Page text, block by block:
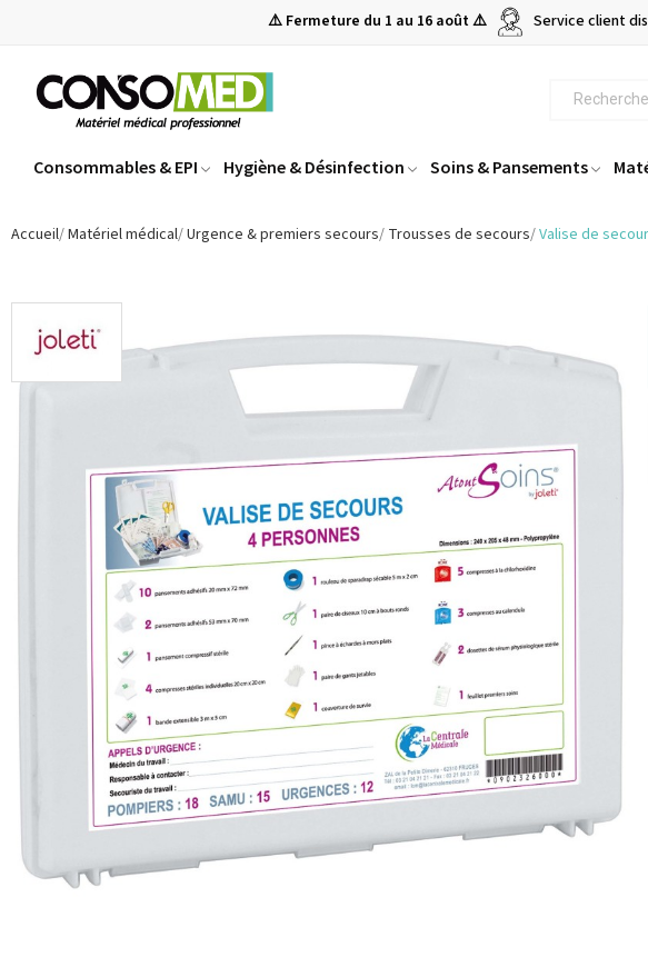
⚠️ Fermeture du 1 au 16 août ⚠️ Service client
Consommables & EPI Hygiène & Désinfection Soins & Pansements
Accueil Matériel médical Urgence & premiers secours Trousses de secours Valise de